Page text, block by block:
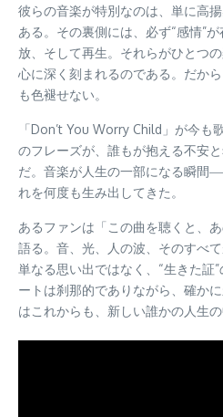
彼らの音楽が特別なのは、単に高
ある。その裏側には、必ず“感情”
放、そして再生。それらがひとつ
心に深く刻まれるのである。だか
も色褪せない。
「Don’t You Worry Child」が今も
のフレーズが、誰もが抱える不安
だ。音楽が人生の一部になる瞬
れを何度も生み出してきた。
あるファンは「この曲を聴くと、
語る。音、光、人の波、そのすべ
単なる思い出ではなく、“生きた証
ートは刹那的でありながら、確か
はこれからも、新しい誰かの人生